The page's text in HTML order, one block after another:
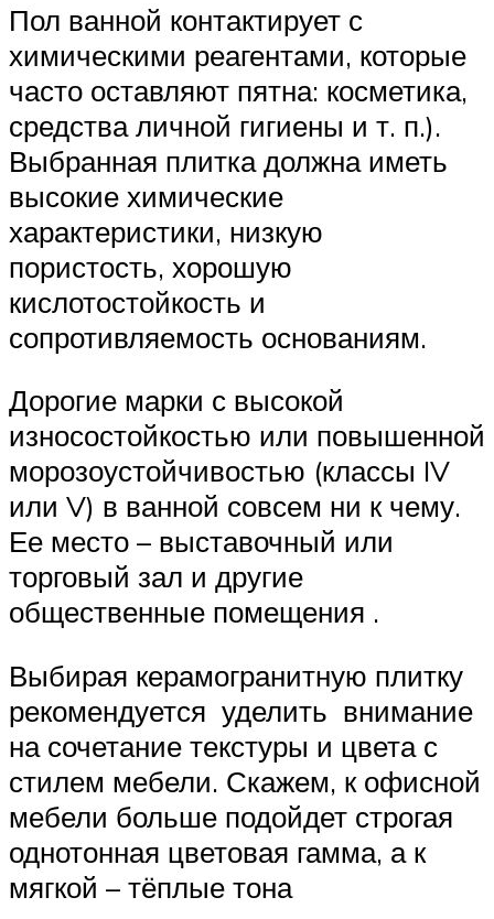
Пол ванной контактирует с
химическими реагентами, которые
часто оставляют пятна: косметика,
средства личной гигиены и т. п.).
Выбранная плитка должна иметь
высокие химические
характеристики, низкую
пористость, хорошую
кислотостойкость и
сопротивляемость основаниям.
Дорогие марки с высокой
износостойкостью или повышенной
морозоустойчивостью (классы IV
или V) в ванной совсем ни к чему.
Ее место – выставочный или
торговый зал и другие
общественные помещения .
Выбирая керамогранитную плитку
рекомендуется уделить внимание
на сочетание текстуры и цвета с
стилем мебели. Скажем, к офисной
мебели больше подойдет строгая
однотонная цветовая гамма, а к
мягкой – тёплые тона